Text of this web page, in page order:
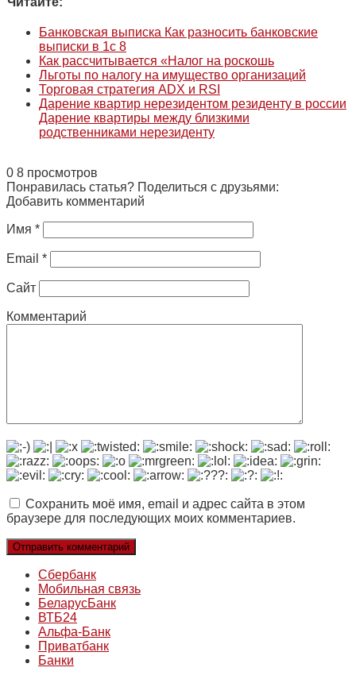
Банковская выписка Как разносить банковские
выписки в 1с 8
Как рассчитывается «Налог на роскошь
Льготы по налогу на имущество организаций
Торговая стратегия ADX и RSI
Дарение квартир нерезидентом резиденту в россии
Дарение квартиры между близкими
родственниками нерезиденту
0 8 просмотров
Понравилась статья? Поделиться с друзьями:
Добавить комментарий
Имя *
Email *
Сайт
Комментарий
Сохранить моё имя, email и адрес сайта в этом
браузере для последующих моих комментариев.
Сбербанк
Мобильная связь
БеларусБанк
ВТБ24
Альфа-Банк
Приватбанк
Банки